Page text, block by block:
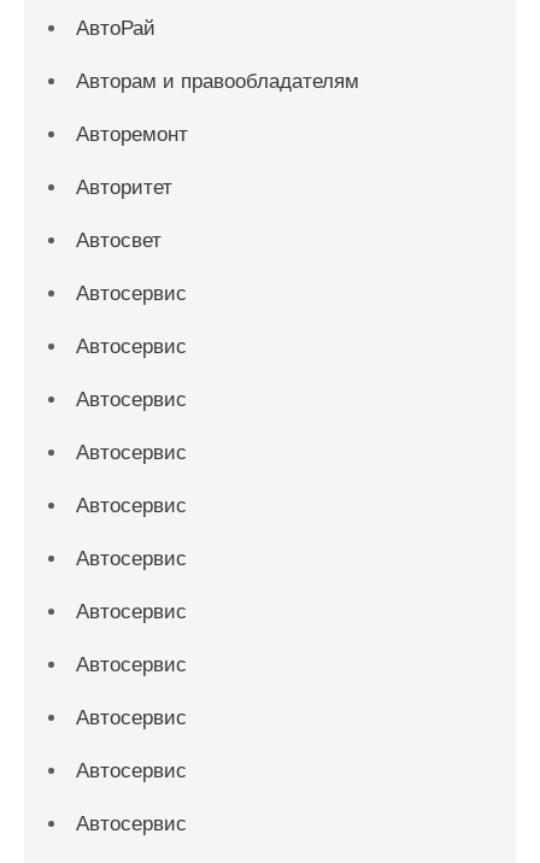
АвтоРай
Авторам и правообладателям
Авторемонт
Авторитет
Автосвет
Автосервис
Автосервис
Автосервис
Автосервис
Автосервис
Автосервис
Автосервис
Автосервис
Автосервис
Автосервис
Автосервис